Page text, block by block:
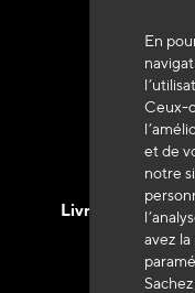
En
Ceux-
et de
notre
avez
+33
Livraison en 48h